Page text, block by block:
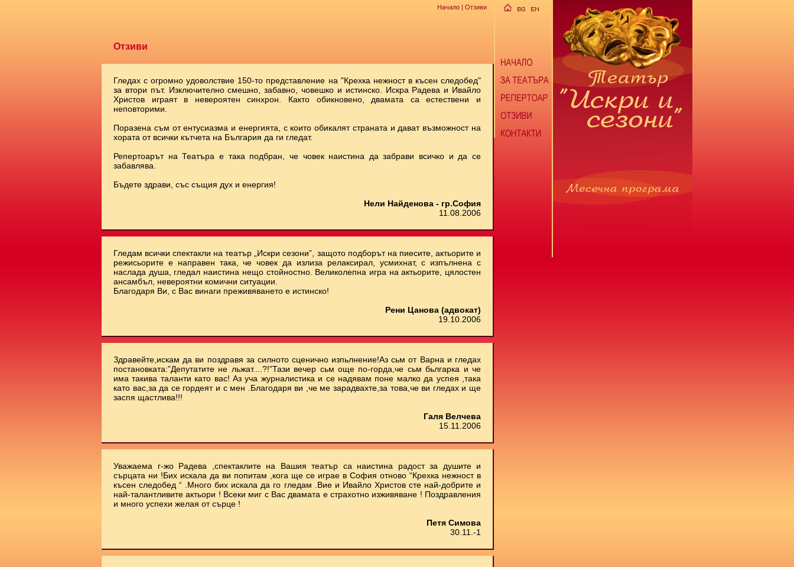
Начало | Отзиви
Отзиви
Гледах с огромно удоволствие 150-то представление на "Крехка нежност в късен следобед"
за втори път. Изключително смешно, забавно, човешко и истинско. Искра Радева и Ивайло
Христов играят в невероятен синхрон. Както обикновено, двамата са естествени и
неповторими.
Поразена съм от ентусиазма и енергията, с които обикалят страната и дават възможност на
хората от всички кътчета на България да ги гледат.
Репертоарът на Театъра е така подбран, че човек наистина да забрави всичко и да се
забавлява.
Бъдете здрави, със същия дух и енергия!
Нели Найденова - гр.София
11.08.2006
Гледам всички спектакли на театър „Искри сезони”, защото подборът на пиесите, актьорите и
режисьорите е направен така, че човек да излиза релаксирал, усмихнат, с изпълнена с
наслада душа, гледал наистина нещо стойностно. Великолепна игра на актьорите, цялостен
ансамбъл, невероятни комични ситуации.
Благодаря Ви, с Вас винаги преживяването е истинско!
Рени Цанова (адвокат)
19.10.2006
Здравейте,искам да ви поздравя за силното сценично изпьлнение!Аз сьм от Варна и гледах
постановката:”Депутатите не льжат....?!”Тази вечер сьм още по-горда,че сьм бьлгарка и че
има такива таланти като вас! Аз уча журналистика и се надявам поне малко да успея ,така
като вас,за да се гордеят и с мен .Благодаря ви ,че ме зарадвахте,за това,че ви гледах и ще
заспя щастлива!!!
Галя Велчева
15.11.2006
Уважаема г-жо Радева ,спектаклите на Вашия театър са наистина радост за душите и
сърцата ни !Бих искала да ви попитам ,кога ще се играе в София отново “Крехка нежност в
късен следобед “ .Много бих искала да го гледам .Вие и Ивайло Христов сте най-добрите и
най-талантливите актьори ! Всеки миг с Вас двамата е страхотно изживяване ! Поздравления
и много успехи желая от сърце !
Петя Симова
30.11.-1